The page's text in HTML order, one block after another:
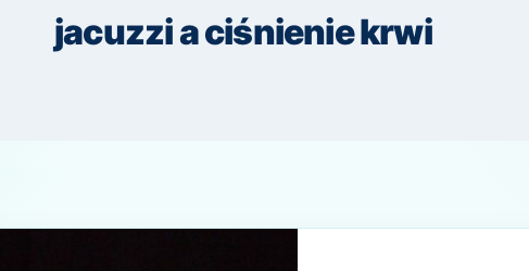
jacuzzi a ciśnienie krwi